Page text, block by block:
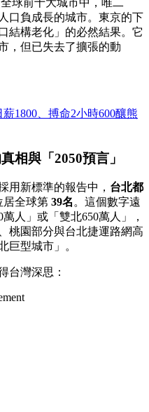
口負成長的城市。東京的下
結構老化」的必然結果。它
，但已失去了擴張的動
1800、搏命2小時600釀熊
相與「2050預言」
用新標準的報告中， 台北都
居全球第 39名 。這個數字遠
人」或「雙北650萬人」，
桃園部分與台北捷運路網高
巨型城市」。
台灣深思：